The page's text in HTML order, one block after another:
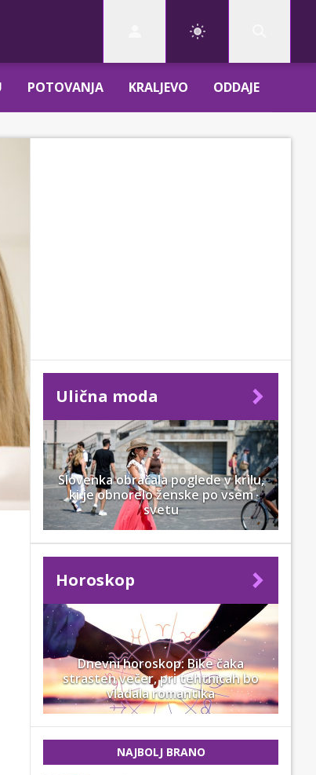
POTOVANJA KRALJEVO ODDAJE
Ulična moda
Slovenka obračala poglede v krilu,
ki je obnorelo ženske po vsem
svetu
Horoskop
Dnevni horoskop: Bike čaka
strasten večer, pri tehtnicah bo
vladala romantika
NAJBOLJ BRANO